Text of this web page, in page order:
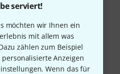
serviert!
möchten wir Ihnen ein
mit allem was
zählen zum Beispiel
Anzeigen
Wenn das für